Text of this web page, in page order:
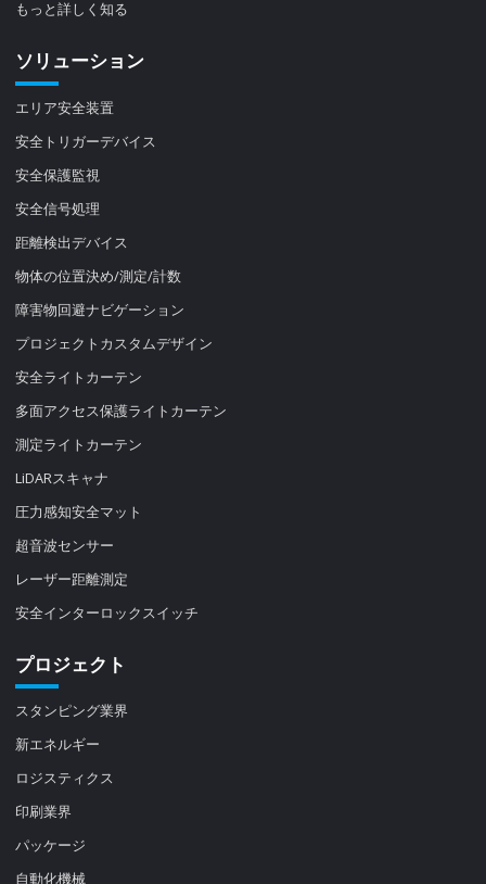
もっと詳しく知る
ソリューション
エリア安全装置
安全トリガーデバイス
安全保護監視
安全信号処理
距離検出デバイス
物体の位置決め/測定/計数
障害物回避ナビゲーション
プロジェクトカスタムデザイン
安全ライトカーテン
多面アクセス保護ライトカーテン
測定ライトカーテン
LiDARスキャナ
圧力感知安全マット
超音波センサー
レーザー距離測定
安全インターロックスイッチ
プロジェクト
スタンピング業界
新エネルギー
ロジスティクス
印刷業界
パッケージ
自動化機械